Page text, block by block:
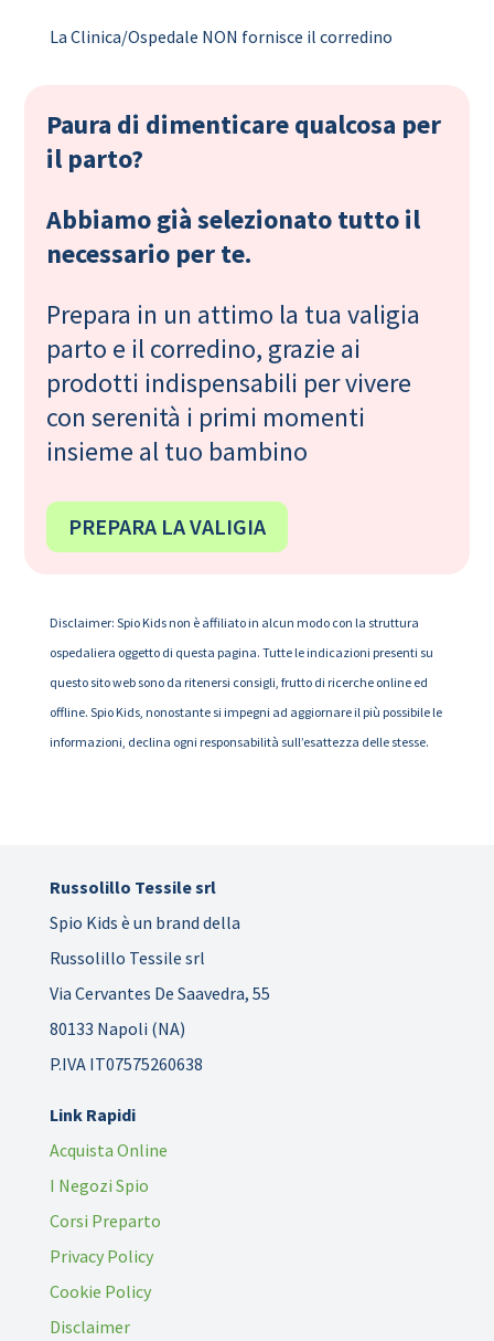
La Clinica/Ospedale NON fornisce il corredino
Paura di dimenticare qualcosa per
il parto?
Abbiamo già selezionato tutto il
necessario per te.
Prepara in un attimo la tua valigia
parto e il corredino, grazie ai
prodotti indispensabili per vivere
con serenità i primi momenti
insieme al tuo bambino
PREPARA LA VALIGIA
Disclaimer: Spio Kids non è affiliato in alcun modo con la struttura
ospedaliera oggetto di questa pagina. Tutte le indicazioni presenti su
questo sito web sono da ritenersi consigli, frutto di ricerche online ed
offline. Spio Kids, nonostante si impegni ad aggiornare il più possibile le
informazioni, declina ogni responsabilità sull’esattezza delle stesse.
Russolillo Tessile srl
Spio Kids è un brand della
Russolillo Tessile srl
Via Cervantes De Saavedra, 55
80133 Napoli (NA)
P.IVA IT07575260638
Link Rapidi
Acquista Online
I Negozi Spio
Corsi Preparto
Privacy Policy
Cookie Policy
Disclaimer